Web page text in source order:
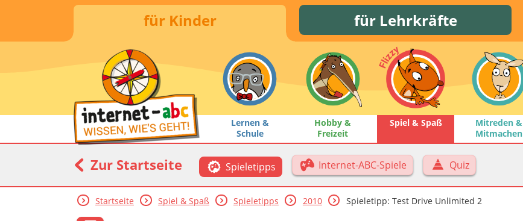
für Kinder für Lehrkräfte
Lernen &
Schule
Hobby &
Freizeit
Spiel & Spaß
Mitreden &
Mitmachen
Zur Startseite Spieletipps Internet-ABC-Spiele Quiz
Startseite Spiel & Spaß Spieletipps 2010 Spieletipp: Test Drive Unlimited 2